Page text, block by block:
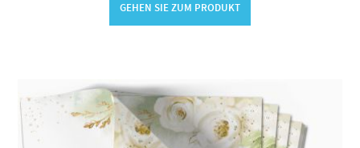
GEHEN SIE ZUM PRODUKT